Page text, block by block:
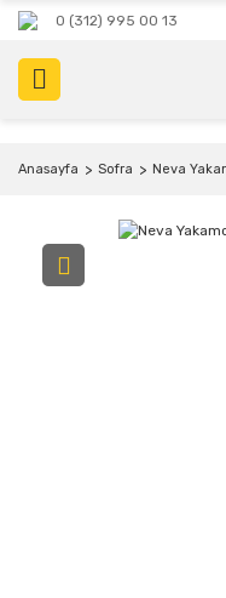
0 (312) 995 00 13
Anasayfa Sofra Neva